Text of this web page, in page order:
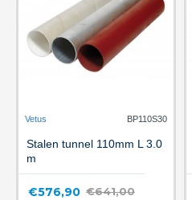
Vetus BP110S30
Stalen tunnel 110mm L 3.0
m
€576,90 €641,00